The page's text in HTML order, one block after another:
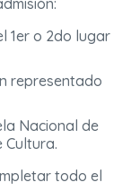
1er o 2do lugar
representado
Nacional de
Cultura.
todo el